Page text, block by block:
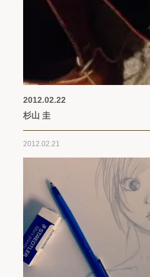
2012.02.22
杉山 圭
2012.02.21